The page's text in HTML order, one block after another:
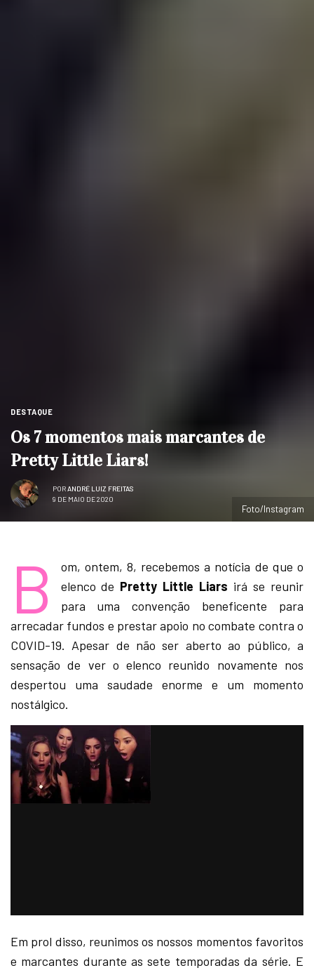
DESTAQUE
Os 7 momentos mais marcantes de
Pretty Little Liars!
PORANDRÉ LUIZ FREITAS
9 DE MAIO DE 2020
Foto/Instagram
B
om, ontem, 8, recebemos a notícia de que o
elenco de Pretty Little Liars irá se reunir
para uma convenção beneficente para
arrecadar fundos e prestar apoio no combate contra o
COVID-19. Apesar de não ser aberto ao público, a
sensação de ver o elenco reunido novamente nos
despertou uma saudade enorme e um momento
nostálgico.
Em prol disso, reunimos os nossos momentos favoritos
e marcantes durante as sete temporadas da série. E